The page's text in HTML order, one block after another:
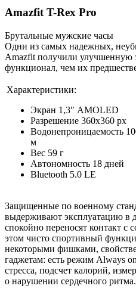
Amazfit T-Rex Pro
Брутальные мужские часы
Одни из самых надежных,
Amazfit получили улучшенную
функционал, чем их
Характеристики:
Экран 1,3″ AMOLED
Разрешение 360х360 рх
Водонепроницаемость
м
Вес 59 г
Автономность 18 дней
Bluetooth 5.0 LE
Защищенные по военному
выдерживают эксплуатацию в
спокойно переносят контакт
этом чисто спортивный
некоторыми фишками,
гаджетам: есть режим Always
стресса, подсчет калорий,
о нарушении сердечного ритма.